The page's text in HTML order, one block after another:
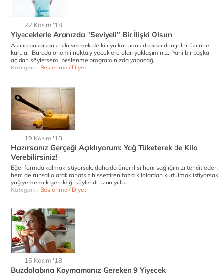
22 Kasım '18
Yiyeceklerle Aranızda "Seviyeli" Bir İlişki Olsun
Aslına bakarsanız kilo vermek de kiloyu korumak da bazı dengeler üzerine
kurulu. Burada önemli nokta yiyeceklere olan yaklaşımınız. Yani bir başka
açıdan söylersem, beslenme programınızda yapacağ..
Kategori : Beslenme / Diyet
19 Kasım '18
Hazırsanız Gerçeği Açıklıyorum: Yağ Tüketerek de Kilo
Verebilirsiniz!
Eğer formda kalmak istiyorsak, daha da önemlisi hem sağlığımızı tehdit eden
hem de ruhsal olarak rahatsız hissettiren fazla kilolardan kurtulmak istiyorsak
yağ yememek gerektiği söylendi uzun yılla..
Kategori : Beslenme / Diyet
16 Kasım '18
Buzdolabına Koymamanız Gereken 9 Yiyecek